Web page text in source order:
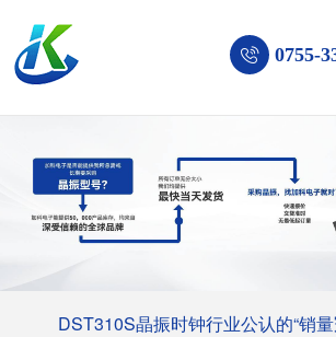
0755-
DST310S晶振时钟行业公认的“销量